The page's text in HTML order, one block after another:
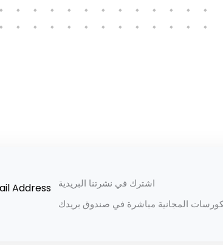
اشترك في نشرتنا البريدية
المجانية مباشرة في صندوق بريدك